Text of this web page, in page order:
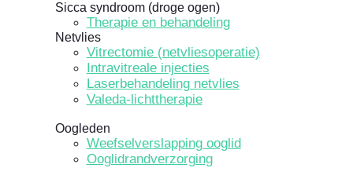
Sicca syndroom (droge ogen)
Therapie en behandeling
Netvlies
Vitrectomie (netvliesoperatie)
Intravitreale injecties
Laserbehandeling netvlies
Valeda-lichttherapie
Oogleden
Weefselverslapping ooglid
Ooglidrandverzorging